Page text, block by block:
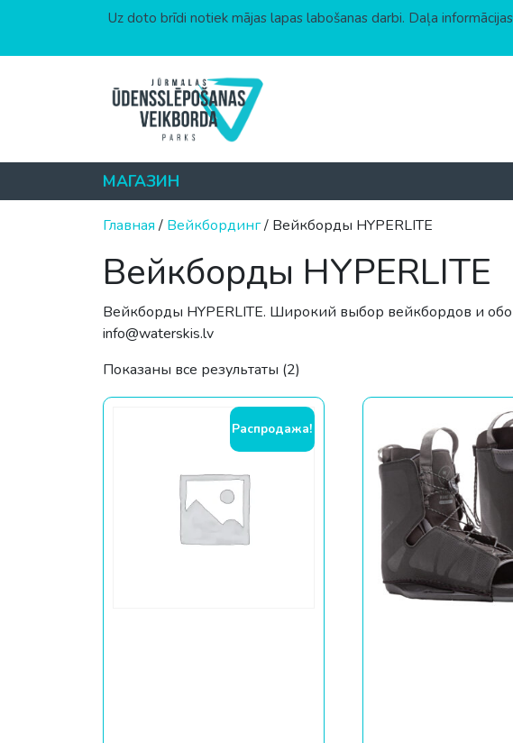
Uz doto brīdi notiek mājas lapas labošanas darbi. Daļa
МАГАЗИН
Главная/ Вейкбординг/ Вейкборды HYPERLITE
Вейкборды HYPERLITE
Вейкборды HYPERLITE. Широкий выбор вейкбордов и
info@waterskis.lv
Показаны все результаты (2)
Распродажа!